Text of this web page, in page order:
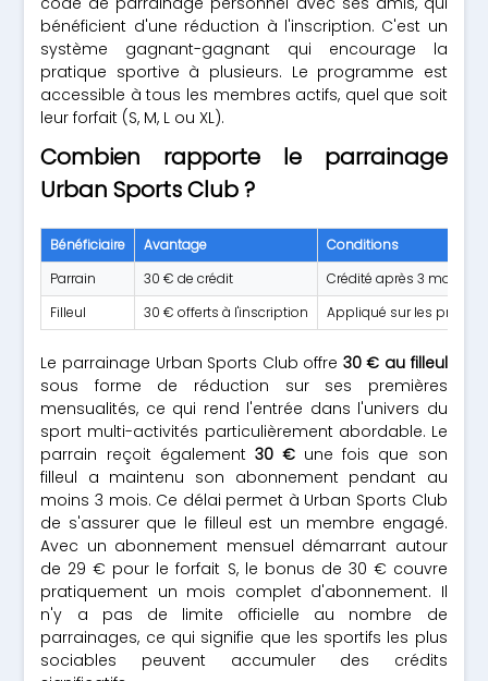
bénéficient d'une réduction à l'inscription. C'est un
système gagnant-gagnant qui encourage la
pratique sportive à plusieurs. Le programme est
accessible à tous les membres actifs, quel que soit
leur forfait (S, M, L ou XL).
Combien rapporte le parrainage
Urban Sports Club ?
Bénéficiaire Avantage
Conditions
Parrain
30 € de crédit
Crédité après 3 mois
Filleul
30 € offerts à l'inscription Appliqué sur les
Le parrainage Urban Sports Club offre 30 € au filleul
sous forme de réduction sur ses premières
mensualités, ce qui rend l'entrée dans l'univers du
sport multi-activités particulièrement abordable. Le
parrain reçoit également 30 € une fois que son
filleul a maintenu son abonnement pendant au
moins 3 mois. Ce délai permet à Urban Sports Club
de s'assurer que le filleul est un membre engagé.
Avec un abonnement mensuel démarrant autour
de 29 € pour le forfait S, le bonus de 30 € couvre
pratiquement un mois complet d'abonnement. Il
n'y a pas de limite officielle au nombre de
parrainages, ce qui signifie que les sportifs les plus
sociables peuvent accumuler des crédits